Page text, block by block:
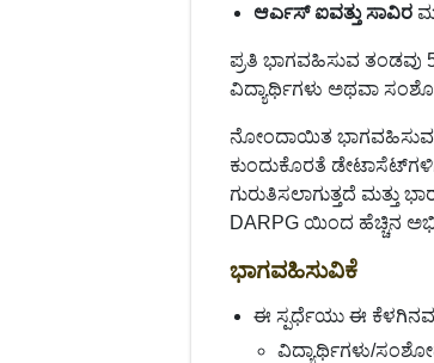
ಆರ್ಎಸ್ ಐವತ್ತು ಸಾವಿರ
ಪ್ರತಿ ಭಾಗವಹಿಸುವ ತಂಡವು
ವಿದ್ಯಾರ್ಥಿಗಳು ಅಥವಾ
ನೋಂದಾಯಿತ
ಕುಂದುಕೊರತೆ
ಗುರುತಿಸಲಾಗುತ್ತದೆ ಮತ್ತು
DARPG ಯಿಂದ ಹೆಚ್ಚಿನ
ಭಾಗವಹಿಸುವಿಕೆ
ಈ ಸ್ಪರ್ಧೆಯು ಈ
ವಿದ್ಯಾರ್ಥಿಗಳು/